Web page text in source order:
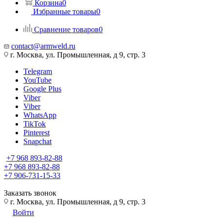
Корзина0
Избранные товары0
Сравнение товаров0
contact@armweld.ru
г. Москва, ул. Промышленная, д 9, стр. 3
Telegram
YouTube
Google Plus
Viber
Viber
WhatsApp
TikTok
Pinterest
Snapchat
+7 968 893-82-88
+7 968 893-82-88
+7 906-731-15-33
Заказать звонок
г. Москва, ул. Промышленная, д 9, стр. 3
Войти